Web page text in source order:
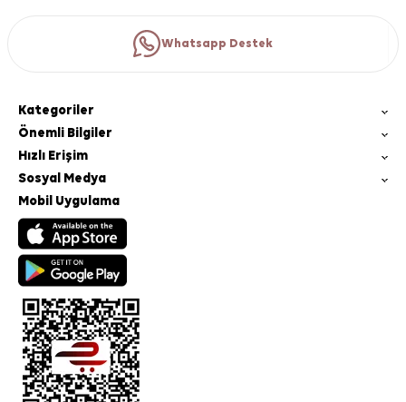
Whatsapp Destek
Kategoriler
Önemli Bilgiler
Hızlı Erişim
Sosyal Medya
Mobil Uygulama